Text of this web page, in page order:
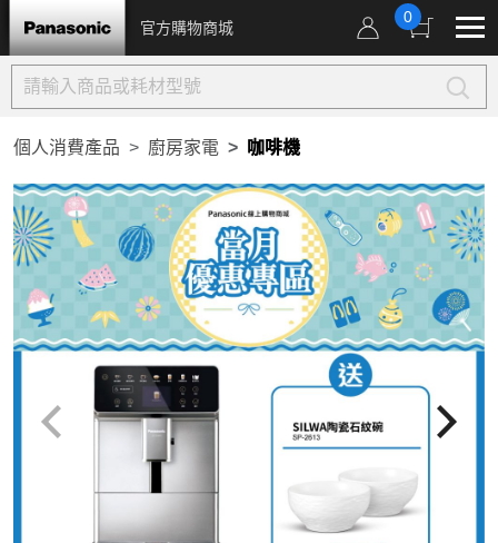
官方購物商城
0
個人消費產品 廚房家電 咖啡機